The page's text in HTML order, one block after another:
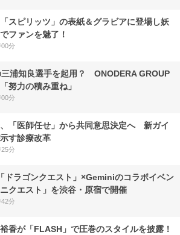
スピリッツ」の表紙＆グラビアに登場し妖
ファンを魅了！
分
三浦知良選手を起用？ ONODERA GROUP
努力の積み重ね」
分
「医師任せ」から共同意思決定へ 新ガイ
す診療改革
分
ドラゴンクエスト」×Geminiのコラボイベン
クエスト」を渋谷・原宿で開催
分
香が「FLASH」で圧巻のスタイルを披露！